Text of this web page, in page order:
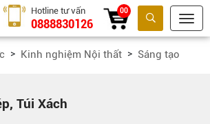
Tìm kiếm
Hotline tư vấn
0888830126
00
Kinh nghiệm Nội thất Sáng tạo
Túi Xách